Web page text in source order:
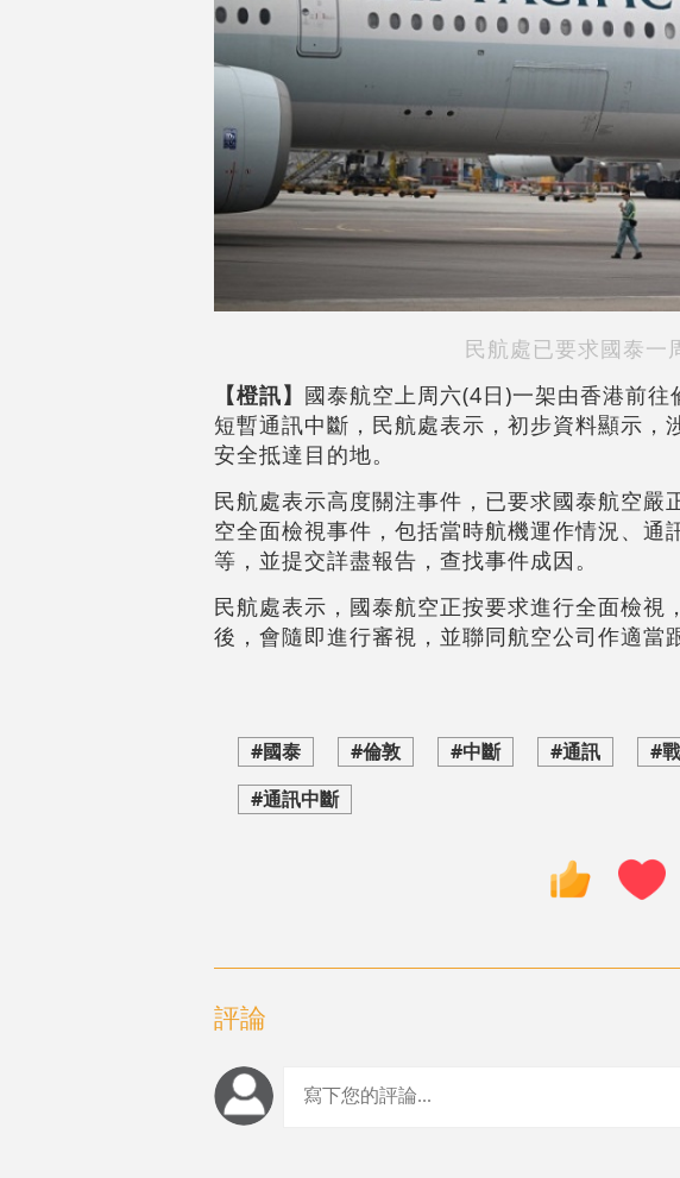
民航處已要求國泰一
【橙訊】 國泰航空上周六(4日)一架由香港前
短暫通訊中斷，民航處表示，初步資料顯示
安全抵達目的地。
民航處表示高度關注事件，已要求國泰航空
空全面檢視事件，包括當時航機運作情況、
等，並提交詳盡報告，查找事件成因。
民航處表示，國泰航空正按要求進行全面檢
後，會隨即進行審視，並聯同航空公司作適當
#國泰 #倫敦 #中斷 #通訊 #
#通訊中斷
評論